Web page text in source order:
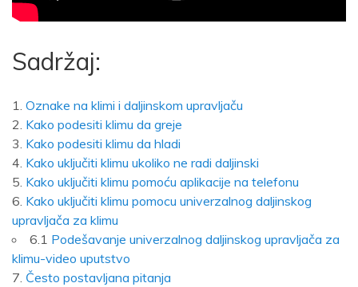
Sadržaj:
Oznake na klimi i daljinskom upravljaču
Kako podesiti klimu da greje
Kako podesiti klimu da hladi
Kako uključiti klimu ukoliko ne radi daljinski
Kako uključiti klimu pomoću aplikacije na telefonu
Kako uključiti klimu pomocu univerzalnog daljinskog
upravljača za klimu
6.1 Podešavanje univerzalnog daljinskog upravljača za
klimu-video uputstvo
Često postavljana pitanja